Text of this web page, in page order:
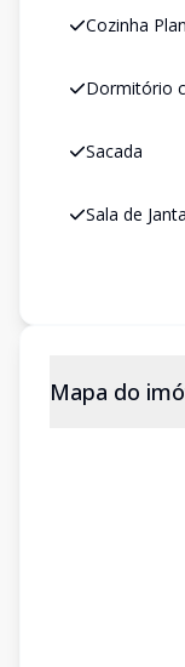
Cozinha
Dormitório
Sacada
Sala de
Mapa do